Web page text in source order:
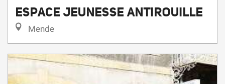
ESPACE JEUNESSE ANTIROUILLE
Mende